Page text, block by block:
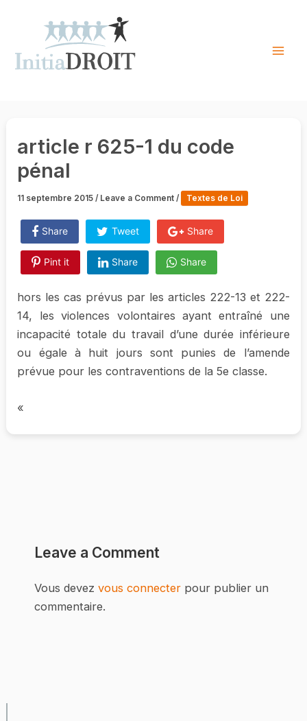
article r 625-1 du code
pénal
11 septembre 2015/ Leave a Comment / Textes de Loi
Share Tweet Share
Pint it Share Share
hors les cas prévus par les articles 222-13 et 222-
14, les violences volontaires ayant entraîné une
incapacité totale du travail d’une durée inférieure
ou égale à huit jours sont punies de l’amende
prévue pour les contraventions de la 5e classe.
«
Leave a Comment
Vous devez vous connecterpour publier un
commentaire.